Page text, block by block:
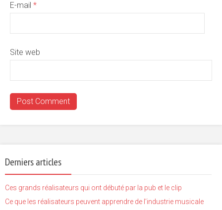
E-mail *
Site web
Derniers articles
Ces grands réalisateurs qui ont débuté par la pub et le clip
Ce que les réalisateurs peuvent apprendre de l’industrie musicale